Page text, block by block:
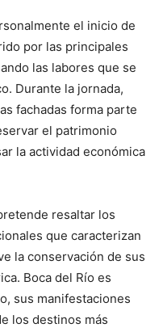
el inicio de
por las principales
las labores que se
Durante la jornada,
fachadas forma parte
el patrimonio
la actividad económica
resaltar los
que caracterizan
la conservación de sus
Boca del Río es
sus manifestaciones
los destinos más